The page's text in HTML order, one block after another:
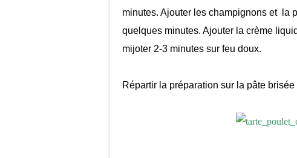
minutes. Ajouter les champignons et la
quelques minutes. Ajouter la crème
mijoter 2-3 minutes sur feu doux.
Répartir la préparation sur la pâte